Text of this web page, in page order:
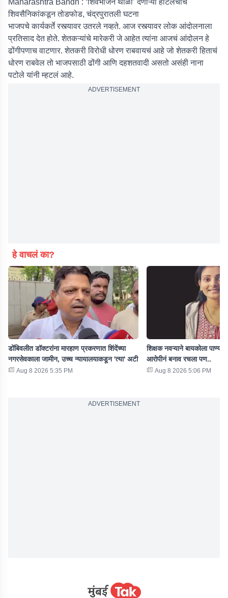
Maharashtra Bandh : ‘शिवभोजन थाळी’ देणाऱ्या हॉटेलचीच
शिवसैनिकांकडून तोडफोड, चंद्रपुरातली घटना
भाजपचे कार्यकर्ते रस्त्यावर उतरले नव्हते. आज रस्त्यावर लोक आंदोलनाला
प्रतिसाद देत होते. शेतकऱ्यांचे मारेकरी जे आहेत त्यांना आजचं आंदोलन हे
ढोंगीपणाच वाटणार. शेतकरी विरोधी धोरण राबवायचं आहे जो शेतकरी हिताचं
धोरण राबवेल तो भाजपसाठी ढोंगी आणि दहशतवादी असतो असंही नाना
पटोले यांनी म्हटलं आहे.
ADVERTISEMENT
हे वाचलं का?
डोंबिवलीत डॉक्टरांना मारहाण प्रकरणात शिंदेंच्या
नगरसेवकाला जामीन, उच्च न्यायालयाकडून 'त्या' अटी
Aug 8 2026 5:35 PM
शिक्षक नवऱ्याने बायकोला
आरोपीनं बनाव रचला पण..
Aug 8 2026 5:06 PM
ADVERTISEMENT